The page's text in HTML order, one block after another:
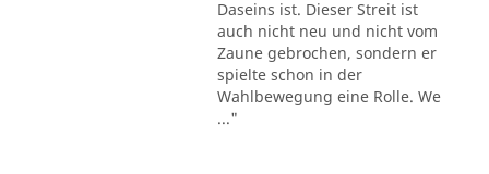
Daseins ist. Dieser Streit ist
auch nicht neu und nicht vom
Zaune gebrochen, sondern er
spielte schon in der
Wahlbewegung eine Rolle. We
..."